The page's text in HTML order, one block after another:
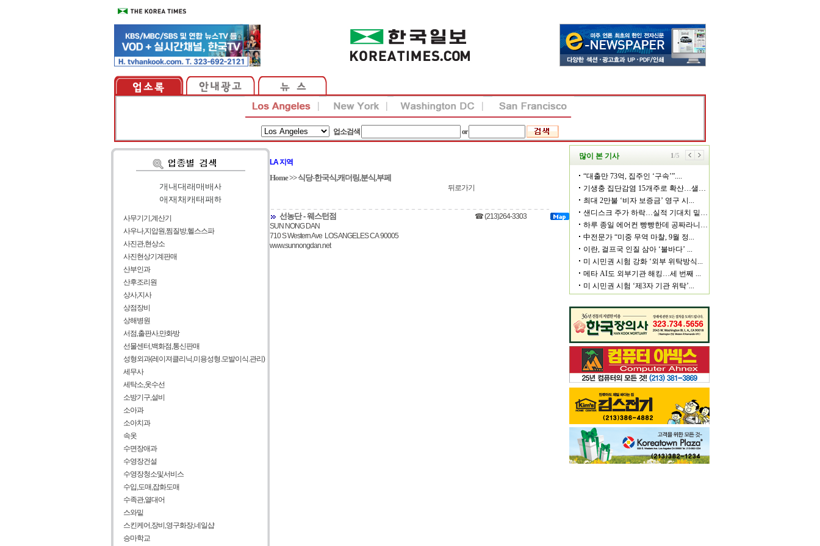
업소검색 or
가| 나| 다| 라| 마| 바| 사
아| 자| 차| 카| 타| 파| 하
사무기기,계산기
사우나,지압원,찜질방,헬스스파
사진관,현상소
사진현상기계판매
산부인과
산후조리원
상사,지사
상점장비
상해병원
서점,출판사,만화방
선물센터,백화점,통신판매
성형외과(레이져클리닉,미용성형.모발이식.관리)
세무사
세탁소,옷수선
소방기구,설비
소아과
소아치과
속옷
수면장애과
수영장건설
수영장청소및서비스
수입,도매,잡화도매
수족관,열대어
스와밑
스킨케어,장비,영구화장,네일샵
승마학교
LA 지역
Home>>식당-한국식,캐더링,분식,부페
뒤로가기
선농단 - 웨스턴점
☎ (213)264-3303
SUN NONG DAN
710 S Western Ave LOS ANGELES CA 90005
www.sunnongdan.net